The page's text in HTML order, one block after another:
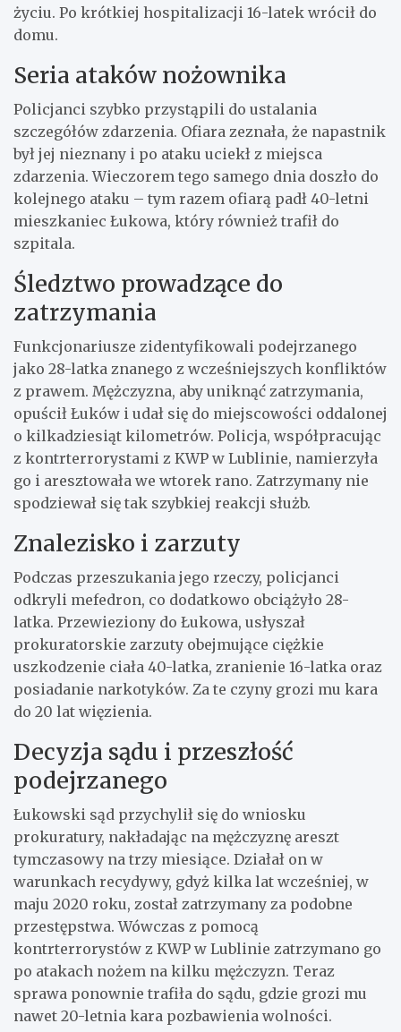
życiu. Po krótkiej hospitalizacji 16-latek wrócił do
domu.
Seria ataków nożownika
Policjanci szybko przystąpili do ustalania
szczegółów zdarzenia. Ofiara zeznała, że napastnik
był jej nieznany i po ataku uciekł z miejsca
zdarzenia. Wieczorem tego samego dnia doszło do
kolejnego ataku – tym razem ofiarą padł 40-letni
mieszkaniec Łukowa, który również trafił do
szpitala.
Śledztwo prowadzące do
zatrzymania
Funkcjonariusze zidentyfikowali podejrzanego
jako 28-latka znanego z wcześniejszych konfliktów
z prawem. Mężczyzna, aby uniknąć zatrzymania,
opuścił Łuków i udał się do miejscowości oddalonej
o kilkadziesiąt kilometrów. Policja, współpracując
z kontrterrorystami z KWP w Lublinie, namierzyła
go i aresztowała we wtorek rano. Zatrzymany nie
spodziewał się tak szybkiej reakcji służb.
Znalezisko i zarzuty
Podczas przeszukania jego rzeczy, policjanci
odkryli mefedron, co dodatkowo obciążyło 28-
latka. Przewieziony do Łukowa, usłyszał
prokuratorskie zarzuty obejmujące ciężkie
uszkodzenie ciała 40-latka, zranienie 16-latka oraz
posiadanie narkotyków. Za te czyny grozi mu kara
do 20 lat więzienia.
Decyzja sądu i przeszłość
podejrzanego
Łukowski sąd przychylił się do wniosku
prokuratury, nakładając na mężczyznę areszt
tymczasowy na trzy miesiące. Działał on w
warunkach recydywy, gdyż kilka lat wcześniej, w
maju 2020 roku, został zatrzymany za podobne
przestępstwa. Wówczas z pomocą
kontrterrorystów z KWP w Lublinie zatrzymano go
po atakach nożem na kilku mężczyzn. Teraz
sprawa ponownie trafiła do sądu, gdzie grozi mu
nawet 20-letnia kara pozbawienia wolności.